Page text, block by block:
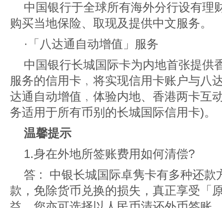
中国银行于全球所有海外分行设有理
购买当地保险、取现及提供中文服务。
·「八达通自动增值」服务
中国银行长城国际卡为内地首张提供
服务的信用卡﹐将实现信用卡账户与八
达通自动增值﹐体验内地、香港两卡互
务适用于所有币别的长城国际信用卡)。
温馨提示
1.身在外地所签账费用如何清偿?
答 : 中银长城国际卓隽卡有多种还款
款，免除货币兑换的损失，真正享受「